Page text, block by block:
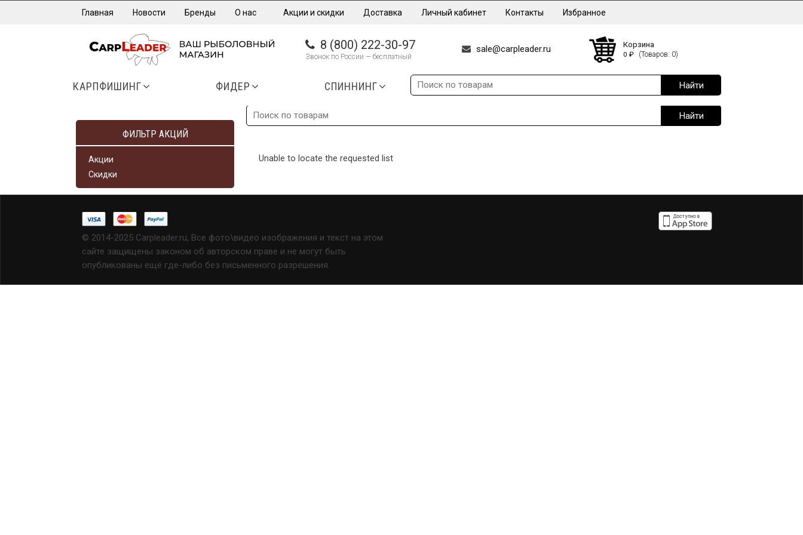
Главная Новости Бренды О нас Акции и скидки Доставка Личный кабинет Контакты Избранное
8 (800) 222-30-97
Звонок по России — бесплатный
sale@carpleader.ru Корзина
0 ₽ (Товаров: 0)
КАРПФИШИНГ ФИДЕР СПИННИНГ
Unable to locate the requested list
ФИЛЬТР АКЦИЙ
Акции
Скидки
© 2014-2025 Carpleader.ru, Все фото\видео изображения и текст на этом
сайте защищены законом об авторском праве и не могут быть
опубликованы ещё где-либо без письменного разрешения.